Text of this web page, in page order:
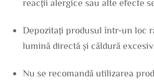
reacții alergice sau alte efecte
Depozitați produsul într-un loc
lumină directă și căldură
Nu se recomandă utilizarea